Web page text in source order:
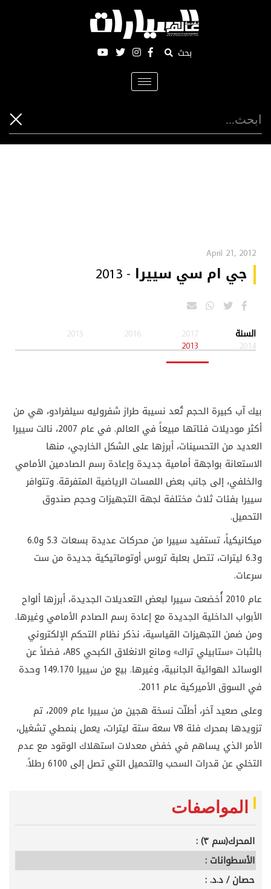
بحث
Toggle
navigation
April 21, 2012
جي ام سي سييرا - 2013
السنة 2017
2016
2015
2014
2013
بيك آب كبيرة الحجم تُعد نسيبة طراز شفروليه سيلفرادو، هي من
أكثر موديلات فئاتها مبيعاً في العالم. في عام 2007، نالت سييرا
العديد من التحسينات، أبرزها على الشكل الخارجي، منها
الاستعانة بواجهة أمامية جديدة وإعادة رسم الصادمين الأمامي
والخلفي، إلى جانب بعض اللمسات الرياضية المتفرقة. وتتوافر
سييرا بفئات ثلاث مختلفة لجهة التجهيزات وحجم صندوق
التحميل.
ميكانيكياً، تستفيد سييرا من محركات عديدة بسعات 5.3 و6.0
و6.3 ليترات، تتصل بعلبة تروس أوتوماتيكية جديدة من ست
سرعات.
عام 2010 أُخضعت سييرا لبعض التعديلات الجديدة، أبرزها ألواح
الأبواب الداخلية الجديدة مع إعادة رسم الصادم الأمامي وغيرها.
ومن ضمن التجهيزات القياسية، نذكر نظام التحكم الإلكتروني
بالثبات «ستابيلي تراك» ومانع الانغلاق الكبحي ABS، فضلاً عن
الوسائد الهوائية الجانبية، وغيرها. بيع من سييرا 149.170 وحدة
في السوق الأميركية عام 2011.
وعلى صعيد آخر، أطلّت نسخة هجين من سييرا عام 2009، تم
تزويدها بمحرك فئة V8 سعة ستة ليترات، يعمل بنمطي تشغيل،
الأمر الذي يساهم في خفض معدلات استهلاك الوقود مع عدم
التخلي عن قدرات السحب والتحميل التي تصل إلى 6100 رطلاً.
المواصفات
المحرك(سم ٣) :
الأسطوانات :
حصان / د.د. :